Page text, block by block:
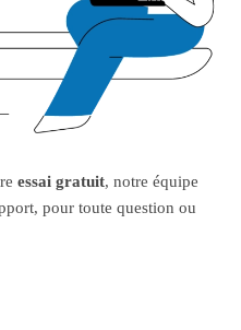
essai gratuit, notre équipe
pour toute question ou